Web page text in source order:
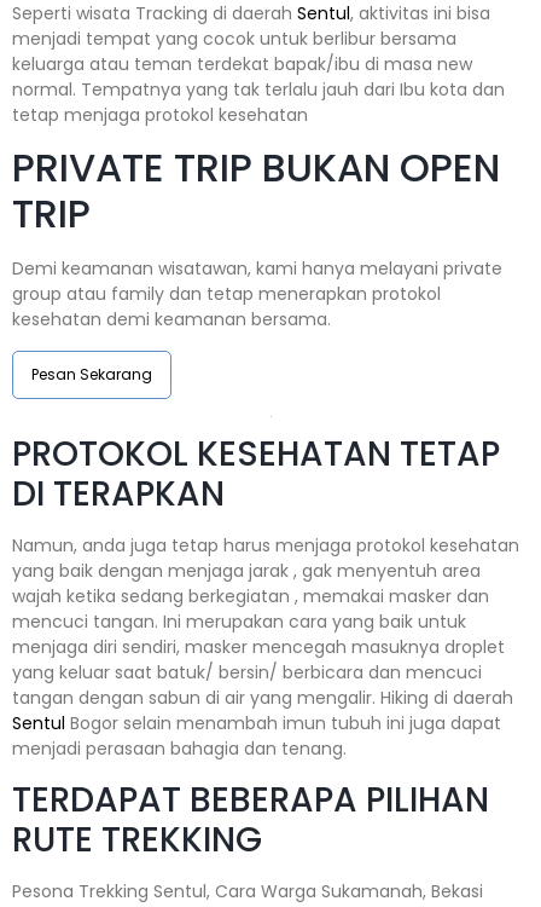
Seperti wisata Tracking di daerah Sentul, aktivitas ini bisa
menjadi tempat yang cocok untuk berlibur bersama
keluarga atau teman terdekat bapak/ibu di masa new
normal. Tempatnya yang tak terlalu jauh dari Ibu kota dan
tetap menjaga protokol kesehatan
PRIVATE TRIP BUKAN OPEN
TRIP
Demi keamanan wisatawan, kami hanya melayani private
group atau family dan tetap menerapkan protokol
kesehatan demi keamanan bersama.
Pesan Sekarang
PROTOKOL KESEHATAN TETAP
DI TERAPKAN
Namun, anda juga tetap harus menjaga protokol kesehatan
yang baik dengan menjaga jarak , gak menyentuh area
wajah ketika sedang berkegiatan , memakai masker dan
mencuci tangan. Ini merupakan cara yang baik untuk
menjaga diri sendiri, masker mencegah masuknya droplet
yang keluar saat batuk/ bersin/ berbicara dan mencuci
tangan dengan sabun di air yang mengalir. Hiking di daerah
Sentul Bogor selain menambah imun tubuh ini juga dapat
menjadi perasaan bahagia dan tenang.
TERDAPAT BEBERAPA PILIHAN
RUTE TREKKING
Pesona Trekking Sentul, Cara Warga Sukamanah, Bekasi